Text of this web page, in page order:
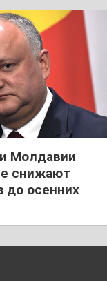
Молдавии
снижают
до осенних